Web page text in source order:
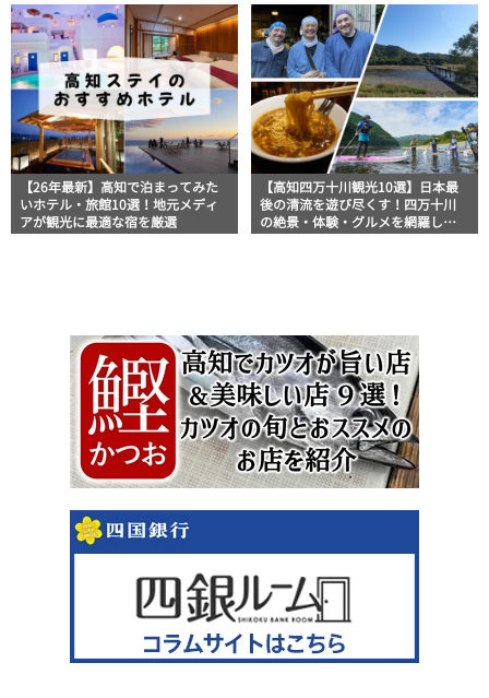
【26年最新】高知で泊まってみた
いホテル・旅館10選！地元メディ
アが観光に最適な宿を厳選
【高知四万十川観光10選】日本最
後の清流を遊び尽くす！四万十川
の絶景・体験・グルメを網羅した